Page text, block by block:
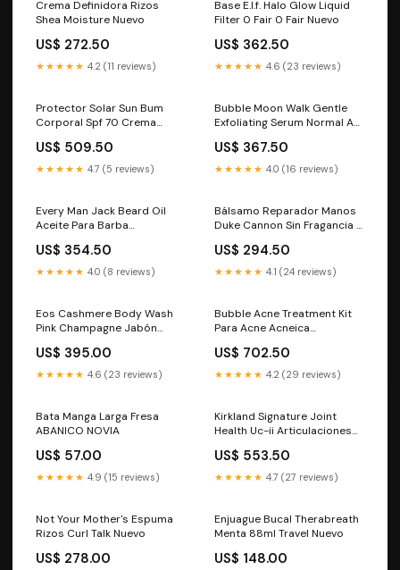
Crema Definidora Rizos
Shea Moisture Nuevo
US$ 272.50
★★★★★ 4.2 (11 reviews)
Base E.l.f. Halo Glow Liquid
Filter 0 Fair 0 Fair Nuevo
US$ 362.50
★★★★★ 4.6 (23 reviews)
Protector Solar Sun Bum
Corporal Spf 70 Crema
US$ 509.50
★★★★★ 4.7 (5 reviews)
Bubble Moon Walk Gentle
Exfoliating Serum Normal A
US$ 367.50
★★★★★ 4.0 (16 reviews)
Every Man Jack Beard Oil
Aceite Para Barba
Y Vitamina E Nuevo
US$ 354.50
★★★★★ 4.0 (8 reviews)
Bálsamo Reparador Manos
Duke Cannon Sin Fragancia -
US$ 294.50
★★★★★ 4.1 (24 reviews)
Eos Cashmere Body Wash
Pink Champagne Jabón
US$ 395.00
★★★★★ 4.6 (23 reviews)
Bubble Acne Treatment Kit
Para Acne Acneica
US$ 702.50
★★★★★ 4.2 (29 reviews)
Bata Manga Larga Fresa
ABANICO NOVIA
US$ 57.00
★★★★★ 4.9 (15 reviews)
Kirkland Signature Joint
Health Uc-ii Articulaciones
US$ 553.50
★★★★★ 4.7 (27 reviews)
Not Your Mother's Espuma
Rizos Curl Talk Nuevo
US$ 278.00
Enjuague Bucal Therabreath
Menta 88ml Travel Nuevo
US$ 148.00